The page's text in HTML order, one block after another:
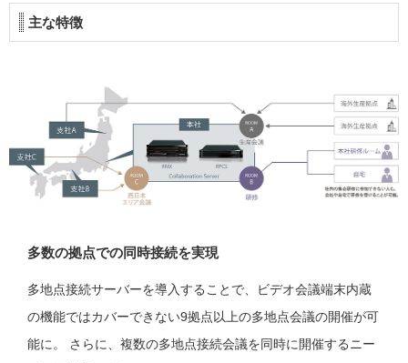
主な特徴
多数の拠点での同時接続を実現
多地点接続サーバーを導入することで、ビデオ会議端末内蔵
の機能ではカバーできない9拠点以上の多地点会議の開催が可
能に。 さらに、複数の多地点接続会議を同時に開催するニー